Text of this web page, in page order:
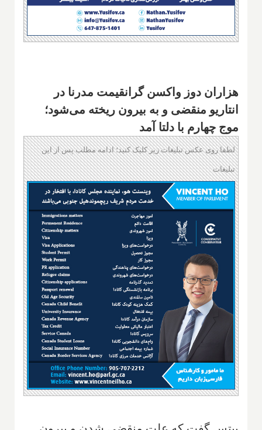
هزاران دوز واکسن گرانقیمت مدرنا در
انتاریو منقضی و به بیرون ریخته می‌شود؛
موج چهارم با دلتا آمد
لطفا روی عکس تبلیغات زیر کلیک کنید؛ ادامه مطلب پس از این
تبلیغات